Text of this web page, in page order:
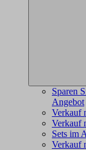
Sparen
Angebot
Verkauf
Verkauf
Sets im
Verkauf